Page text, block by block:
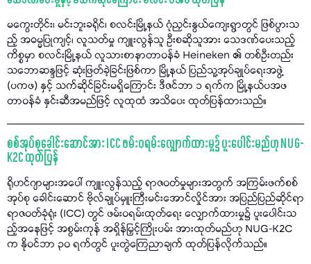
မကွေးတိုင်း၊ မင်းဘူးခရိုင်၊ စလင်းမြို့နယ် ဂုံညှင်းနွယ်ကျေးရွာတွင် ဖြစ်ပွားသ
ည့် အဓမ္မပြုကျင့်၊ လူသတ်မှု ကျူးလွန်သူ ဦးစဆိုသူအား သေဒဏ်ပေးသည့်
ကိစ္စမှာ စလင်းမြို့နယ် လူသားစာနာတာဝန်ခံ Heineken ၏ တစ်ဦးတည်း
သဘောဆန္ဒဖြင့် ဆုံးဖြတ်ခဲ့ခြင်းဖြစ်ကာ မြို့နယ် ပြည်သူ့အုပ်ချုပ်ရေးအဖွဲ့
(ပကဖ) နှင့် သက်ဆိုင်ခြင်းမရှိကြောင်း ဒီဇင်ဘာ ၁ ရက်က မြို့နယ်ပအဖ
တာဝန်ခံ နှင်းဆီအမည်ဖြင့် လူထုထံ အသိပေး ထုတ်ပြန်ထားသည်။
စစ်အုပ်စုခေါင်းဆောင်အား ICC ဖမ်းဝရမ်းလျှောက်ထားမှု၌ ပူးပေါင်းမည်ဟု NUG-
K2C ထုတ်ပြန်
ရိုဟင်ဂျာများအပေါ် ကျူးလွန်သည့် ရာဇဝတ်မှုများအတွက် အကြမ်းဖက်စစ်
အုပ်စု ခေါင်းဆောင် ဗိုလ်ချုပ်မှူးကြီးမင်းအောင်လှိုင်အား အပြည်ပြည်ဆိုင်ရာ
ရာဇဝတ်ခုံရုံး (ICC) တွင် ဖမ်းဝရမ်းထုတ်ရေး လျှောက်ထားမှု၌ ပူးပေါင်းသ
ည့်အနေဖြင့် အစွမ်းကုန် အရှိန်မြှင့်ကြိုးပမ်း အားထုတ်မည်ဟု NUG-K2C
က နိုဝင်ဘာ ၃၀ ရက်တွင် ပူးတွဲကြေညာချက် ထုတ်ပြန်လိုက်သည်။